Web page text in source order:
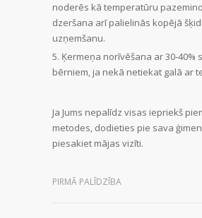
noderēs kā temperatūru
dzeršana arī palielinās kopējā
uzņemšanu.
Ķermeņa norīvēšana ar 30-40%
bērniem, ja nekā netiekat galā ar
Ja Jums nepalīdz visas iepriekš
metodes, dodieties pie sava
piesakiet mājas vizīti.
PIRMĀ PALĪDZĪBA